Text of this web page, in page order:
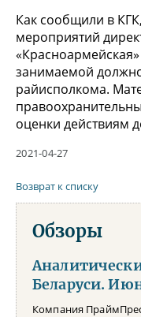
Как сообщили в
мероприятий
занимаемой
райисполкома.
оценки действиям
2021-04-27
Возврат к списку
Обзоры
Беларуси.
Компания